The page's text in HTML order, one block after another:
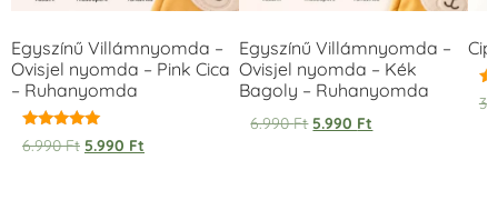
Egyszínű Villámnyomda –
Ovisjel nyomda – Pink Cica
– Ruhanyomda
Értékelés:
5.00
6.990Ft 5.990 Ft
Egyszínű Villámnyomda –
Ovisjel nyomda – Kék
Bagoly – Ruhanyomda
6.990Ft 5.990 Ft